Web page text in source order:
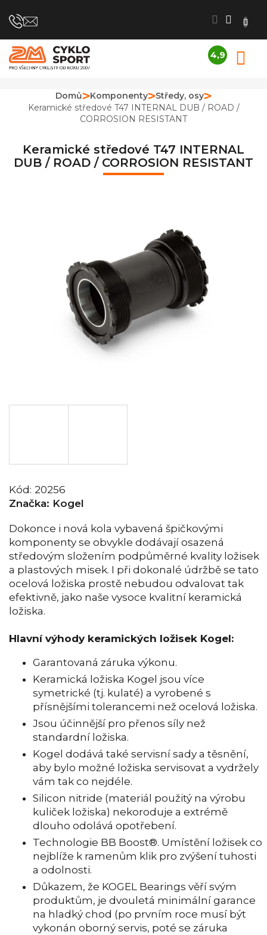
na
4,9
je
4,9
Domů Komponenty
Středy, osy
Keramické středové T47 INTERNAL DUB / ROAD /
CORROSION RESISTANT
Keramické středové T47 INTERNAL
DUB / ROAD / CORROSION RESISTANT
Kód: 20256
Značka: Kogel
Dokonce i nová kola vybavená špičkovými
komponenty se obvykle dodávají osazená
středovým složením podpůměrné kvality ložisek
a plastových misek. I při dokonalé údržbě se tato
ocelová ložiska prostě nebudou odvalovat tak
efektivně, jako naše vysoce kvalitní keramická
ložiska.
Hlavní výhody keramických ložisek Kogel:
Garantovaná záruka výkonu.
Keramická ložiska Kogel jsou více
symetrické (tj. kulaté) a vyrobené s
přísnějšími tolerancemi než ocelová ložiska.
Jsou účinnější pro přenos síly než
standardní ložiska.
Kogel dodává také servisní sady a těsnění,
aby bylo možné ložiska servisovat a vydržely
vám tak co nejdéle.
Silicon nitride (materiál použitý na výrobu
kuliček ložiska) nekoroduje a extrémě
dlouho odolává opotřebení.
Technologie BB Boost®. Umístění ložisek co
nejblíže k ramenům klik pro zvýšení tuhosti
a odolnosti.
Důkazem, že KOGEL Bearings věří svým
produktům, je dvouletá minimální garance
na hladký chod (po prvním roce musí být
vykonán oborný servis, poté se záruka